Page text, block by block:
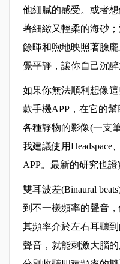
他細膩的感受。或者
著細緻又輕柔的海砂
餘暉和煦地映照著臉
覺平靜，讓你自己沉醉
如果你無法順利想像
款手機APP，在它的幫
各種靜物的影像(一支
我建議使用Headspace、
APP。最新的研究也證
雙耳波差(Binaural beats
到不一樣頻率的聲音
其頻率介於左右耳聽
聲音，就能刺激大腦